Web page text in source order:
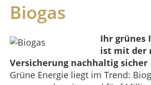
Biogas
Ihr grünes
ist mit der
Versicherung nachhaltig sicher
Grüne Energie liegt im Trend: